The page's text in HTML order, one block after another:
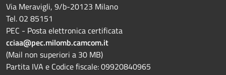
Via Meravigli, 9/b-20123 Milano
Tel. 02 85151
PEC - Posta elettronica certificata
cciaa@pec.milomb.camcom.it
(Mail non superiori a 30 MB)
Partita IVA e Codice fiscale: 09920840965